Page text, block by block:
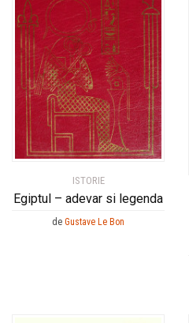
ISTORIE
Egiptul – adevar si legenda
de Gustave Le Bon